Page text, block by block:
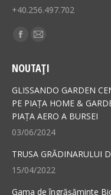
+40.256.497.702
Find us on:
Facebook
opens
in
new
window
Mail
opens
in
new
window
NOUTAȚI
GLISSANDO GARDEN
PE PIAȚA HOME &
PIAȚA AERO A BURSEI
03/06/2024
TRUSA GRĂDINARULUI
15/04/2022
Gama de îngrășăminte